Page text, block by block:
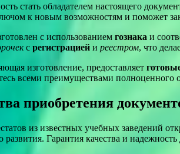
стать обладателем настоящего
к новым возможностям и поможет
с использованием гознака и
с регистрацией и реестром, что
изготовление, предоставляет
всеми преимуществами полноценного
приобретения
из известных учебных заведений
развития. Гарантия качества и